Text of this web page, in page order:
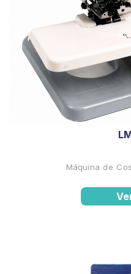
Máquina de